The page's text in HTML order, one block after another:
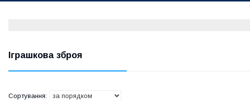
Іграшкова зброя